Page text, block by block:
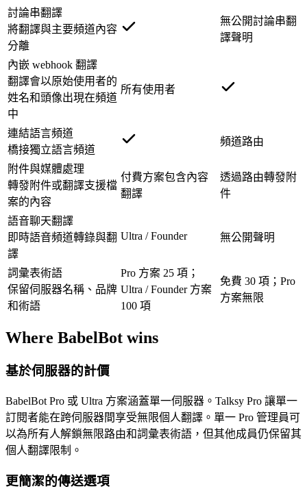
討論串翻譯
將翻譯與主要頻道內容
分離
無公開討論串翻
譯聲明
內嵌 webhook 翻譯
翻譯會以原始使用者的
姓名和頭像出現在頻道
中
所有使用者
連結語言頻道
橋接獨立語言頻道
頻道路由
附件與媒體處理
轉發附件或翻譯支援檔
案的內容
付費方案包含內容
翻譯
透過路由轉發附
件
語音聊天翻譯
即時語音頻道轉錄與翻
譯
Ultra / Founder 無公開聲明
詞彙表術語
保留伺服器名稱、品牌
和術語
Pro 方案 25 項；
Ultra / Founder 方案
100 項
免費 30 項；Pro
方案無限
Where BabelBot wins
基於伺服器的計價
BabelBot Pro 或 Ultra 方案涵蓋單一伺服器。Talksy Pro 讓單一
訂閱者能在跨伺服器間享受無限個人翻譯。單一 Pro 管理員可
以為所有人解鎖無限路由和詞彙表術語，但其他成員仍保留其
個人翻譯限制。
更簡潔的傳送選項